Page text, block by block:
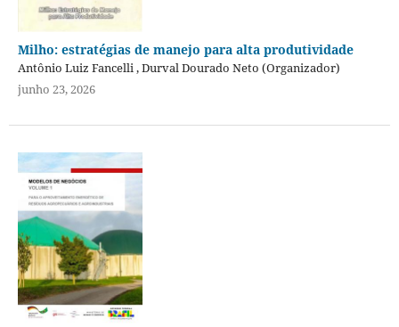
Milho: estratégias de manejo para alta produtividade
Antônio Luiz Fancelli , Durval Dourado Neto (Organizador)
junho 23, 2026